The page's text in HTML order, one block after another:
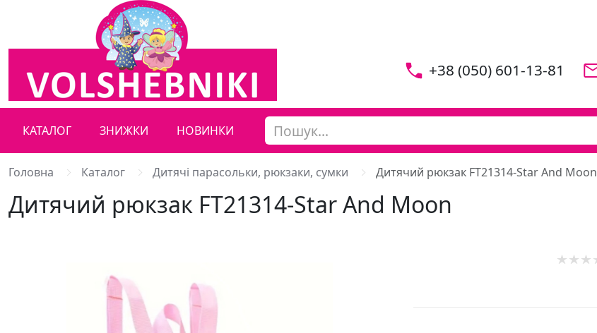
+38 (050) 601-13-81
КАТАЛОГ ЗНИЖКИ НОВИНКИ
Головна Каталог Дитячі парасольки, рюкзаки, сумки Дитячий рюкзак FT21314-Star And Moon
Дитячий рюкзак FT21314-Star And Moon